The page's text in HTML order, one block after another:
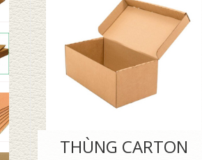
THÙNG CARTON